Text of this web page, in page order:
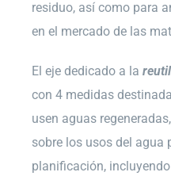
residuo, así como para
en el mercado de las
El eje dedicado a la
con 4 medidas
usen aguas
sobre los usos del agua
planificación,